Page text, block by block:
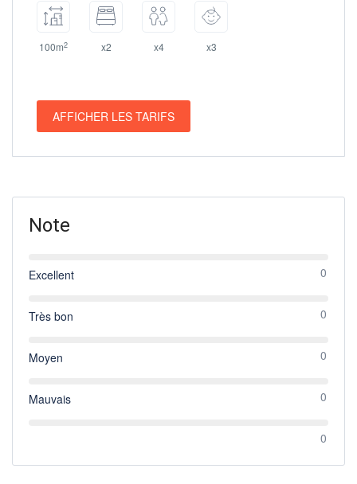
100m2 x2 x4 x3
AFFICHER LES TARIFS
Note
Excellent 0
Très bon 0
Moyen 0
Mauvais 0
0